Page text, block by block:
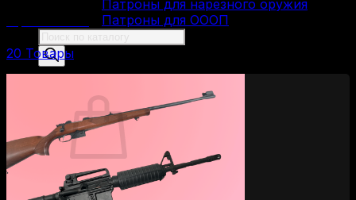
Патроны для нарезного оружия
Патроны для ОООП
Поиск
товаров
Корзина пуста.
20 Товары